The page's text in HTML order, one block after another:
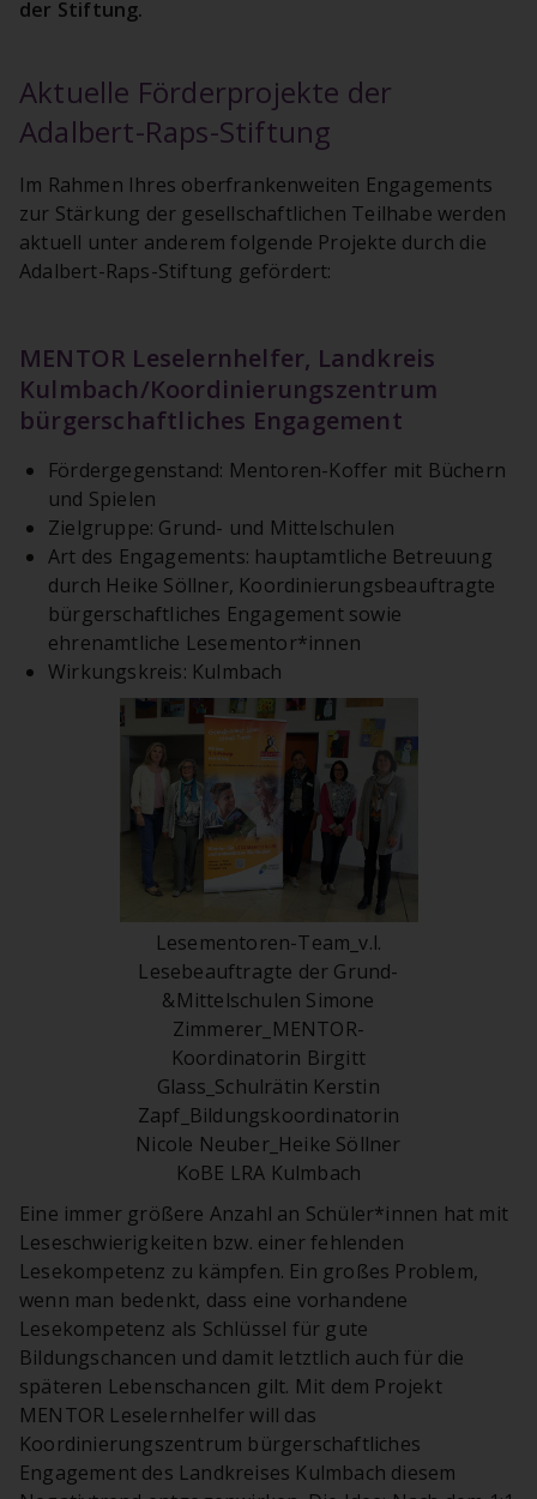
der Stiftung.
Aktuelle Förderprojekte der
Adalbert-Raps-Stiftung
Im Rahmen Ihres oberfrankenweiten Engagements
zur Stärkung der gesellschaftlichen Teilhabe werden
aktuell unter anderem folgende Projekte durch die
Adalbert-Raps-Stiftung gefördert:
MENTOR Leselernhelfer, Landkreis
Kulmbach/Koordinierungszentrum
bürgerschaftliches Engagement
Fördergegenstand: Mentoren-Koffer mit Büchern
und Spielen
Zielgruppe: Grund- und Mittelschulen
Art des Engagements: hauptamtliche Betreuung
durch Heike Söllner, Koordinierungsbeauftragte
bürgerschaftliches Engagement sowie
ehrenamtliche Lesementor*innen
Wirkungskreis: Kulmbach
Lesementoren-Team_v.l.
Lesebeauftragte der Grund-
&Mittelschulen Simone
Zimmerer_MENTOR-
Koordinatorin Birgitt
Glass_Schulrätin Kerstin
Zapf_Bildungskoordinatorin
Nicole Neuber_Heike Söllner
KoBE LRA Kulmbach
Eine immer größere Anzahl an Schüler*innen hat mit
Leseschwierigkeiten bzw. einer fehlenden
Lesekompetenz zu kämpfen. Ein großes Problem,
wenn man bedenkt, dass eine vorhandene
Lesekompetenz als Schlüssel für gute
Bildungschancen und damit letztlich auch für die
späteren Lebenschancen gilt. Mit dem Projekt
MENTOR Leselernhelfer will das
Koordinierungszentrum bürgerschaftliches
Engagement des Landkreises Kulmbach diesem